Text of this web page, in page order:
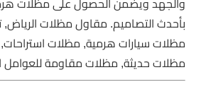
بأحدث التصاميم. مقاول مظلات
مظلات سيارات هرمية, مظلات
مظلات حديثة, مظلات مقاومة للعوامل